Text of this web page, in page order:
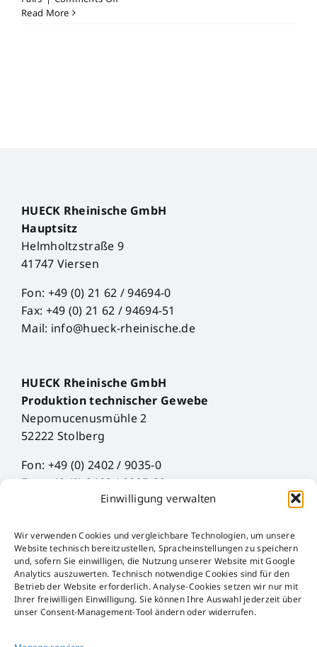
Einwilligung verwalten
Wir verwenden Cookies und vergleichbare Technologien, um unsere
Website technisch bereitzustellen, Spracheinstellungen zu speichern
und, sofern Sie einwilligen, die Nutzung unserer Website mit Google
Analytics auszuwerten. Technisch notwendige Cookies sind für den
Betrieb der Website erforderlich. Analyse-Cookies setzen wir nur mit
Ihrer freiwilligen Einwilligung. Sie können Ihre Auswahl jederzeit über
unser Consent-Management-Tool ändern oder widerrufen.
Read More
HUECK Rheinische GmbH
Hauptsitz
Helmholtzstraße 9
41747 Viersen
Fon: +49 (0) 21 62 / 94694-0
Fax: +49 (0) 21 62 / 94694-51
Mail: info@hueck-rheinische.de
HUECK Rheinische GmbH
Produktion technischer Gewebe
Nepomucenusmühle 2
52222 Stolberg
Fon: +49 (0) 2402 / 9035-0
Fax: +49 (0) 2402 / 9035-29
Mail: info@hueck-rheinische.de
Legal Notice
Privacy Policy
AGB
AEB
Störfall-Information